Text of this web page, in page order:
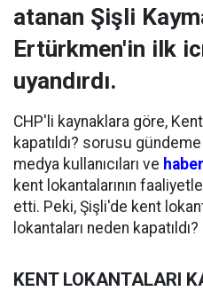
atanan Şişli
Ertürkmen'in ilk
uyandırdı.
CHP'li kaynaklara göre,
kapatıldı? sorusu
medya kullanıcıları ve haber
kent lokantalarının
etti. Peki, Şişli'de kent
lokantaları neden
KENT LOKANTALARI